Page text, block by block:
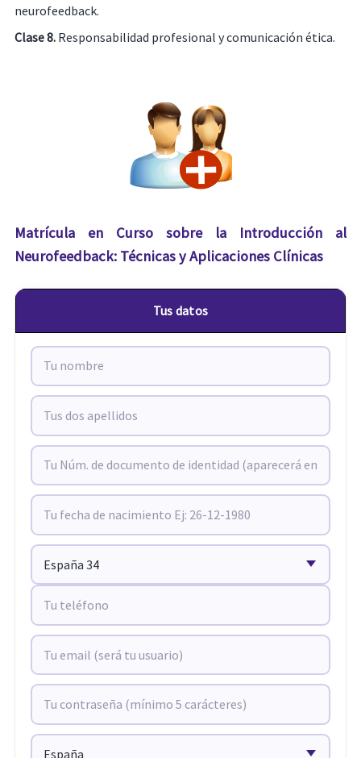
neurofeedback.
Clase 8. Responsabilidad profesional y comunicación ética.
Matrícula en Curso sobre la Introducción al
Neurofeedback: Técnicas y Aplicaciones Clínicas
Tus datos